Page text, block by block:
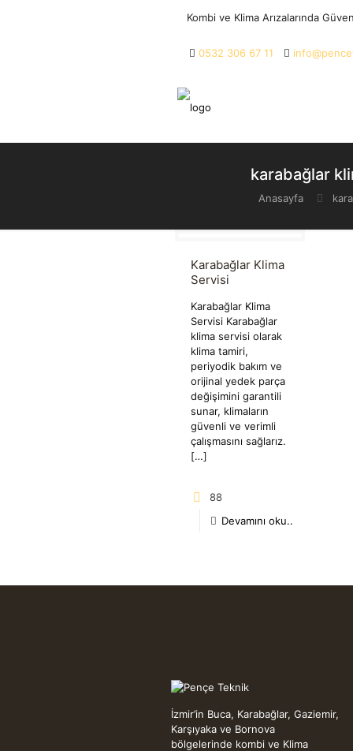
Kombi ve Klima Arızalarında
0532 306 67 11
karabağlar
Anasayfa
Karabağlar Klima
Servisi
Karabağlar Klima
Servisi Karabağlar
klima servisi olarak
klima tamiri,
periyodik bakım ve
orijinal yedek parça
değişimini garantili
sunar, klimaların
güvenli ve verimli
çalışmasını sağlarız.
[…]
88
Devamını oku..
İzmir’in Buca, Karabağlar, Gaziemir,
Karşıyaka ve Bornova
bölgelerinde kombi ve Klima